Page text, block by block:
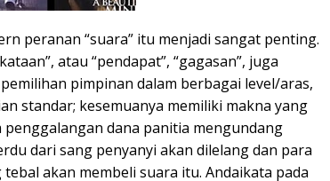
peranan “suara” itu menjadi sangat penting.
atau “pendapat”, “gagasan”, juga
pimpinan dalam berbagai level/aras,
standar; kesemuanya memiliki makna yang
penggalangan dana panitia mengundang
dari sang penyanyi akan dilelang dan para
akan membeli suara itu. Andaikata pada